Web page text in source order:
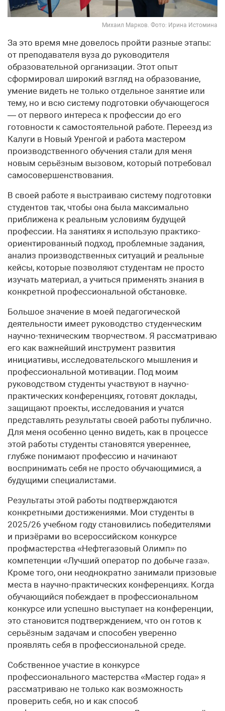
Михаил Марков. Фото: Ирина Истомина
За это время мне довелось пройти разные этапы:
от преподавателя вуза до руководителя
образовательной организации. Этот опыт
сформировал широкий взгляд на образование,
умение видеть не только отдельное занятие или
тему, но и всю систему подготовки обучающегося
— от первого интереса к профессии до его
готовности к самостоятельной работе. Переезд из
Калуги в Новый Уренгой и работа мастером
производственного обучения стали для меня
новым серьёзным вызовом, который потребовал
самосовершенствования.
В своей работе я выстраиваю систему подготовки
студентов так, чтобы она была максимально
приближена к реальным условиям будущей
профессии. На занятиях я использую практико-
ориентированный подход, проблемные задания,
анализ производственных ситуаций и реальные
кейсы, которые позволяют студентам не просто
изучать материал, а учиться применять знания в
конкретной профессиональной обстановке.
Большое значение в моей педагогической
деятельности имеет руководство студенческим
научно-техническим творчеством. Я рассматриваю
его как важнейший инструмент развития
инициативы, исследовательского мышления и
профессиональной мотивации. Под моим
руководством студенты участвуют в научно-
практических конференциях, готовят доклады,
защищают проекты, исследования и учатся
представлять результаты своей работы публично.
Для меня особенно ценно видеть, как в процессе
этой работы студенты становятся увереннее,
глубже понимают профессию и начинают
воспринимать себя не просто обучающимися, а
будущими специалистами.
Результаты этой работы подтверждаются
конкретными достижениями. Мои студенты в
2025/26 учебном году становились победителями
и призёрами во всероссийском конкурсе
профмастерства «Нефтегазовый Олимп» по
компетенции «Лучший оператор по добыче газа».
Кроме того, они неоднократно занимали призовые
места в научно-практических конференциях. Когда
обучающийся побеждает в профессиональном
конкурсе или успешно выступает на конференции,
это становится подтверждением, что он готов к
серьёзным задачам и способен уверенно
проявлять себя в профессиональной среде.
Собственное участие в конкурсе
профессионального мастерства «Мастер года» я
рассматриваю не только как возможность
проверить себя, но и как способ